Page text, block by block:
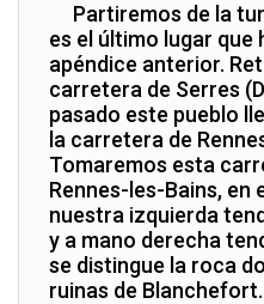
Partiremos de la
es el último lugar que
apéndice anterior.
carretera de Serres
pasado este pueblo
la carretera de
Tomaremos esta
Rennes-les-Bains, en
nuestra izquierda
y a mano derecha
se distingue la roca
ruinas de Blanchefort.